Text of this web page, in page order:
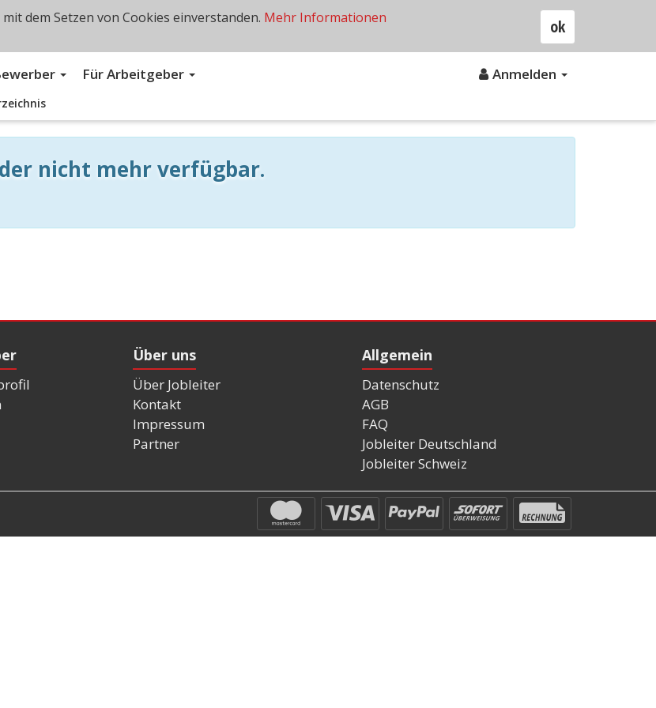
Für Arbeitgeber Anmelden
nicht mehr verfügbar.
Über uns
Über Jobleiter
Kontakt
Impressum
Partner
Allgemein
Datenschutz
AGB
FAQ
Jobleiter Deutschland
Jobleiter Schweiz
ok
dem Setzen von Cookies einverstanden. Mehr Informationen